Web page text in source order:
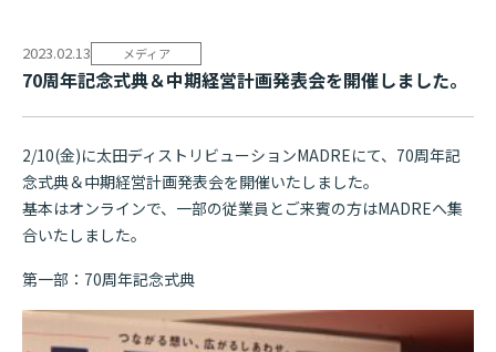
2023.02.13 メディア
70周年記念式典＆中期経営計画発表会を開催し ま し た 。
2/10(金)に太田ディストリビューションMADREにて、70周年記
念式典＆中期経営計画発表会を開催いたしました。
基本はオンラインで、一部の従業員とご来賓の方はMADREへ集
合いたしました。
第一部：70周年記念式典